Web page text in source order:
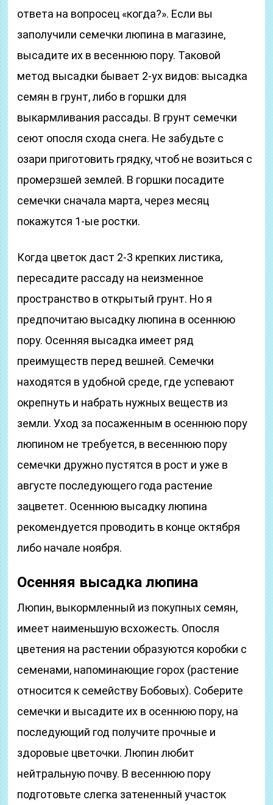
ответа на вопросец «когда?». Если вы
заполучили семечки люпина в магазине,
высадите их в весеннюю пору. Таковой
метод высадки бывает 2-ух видов: высадка
семян в грунт, либо в горшки для
выкармливания рассады. В грунт семечки
сеют опосля схода снега. Не забудьте с
озари приготовить грядку, чтоб не возиться с
промерзшей землей. В горшки посадите
семечки сначала марта, через месяц
покажутся 1-ые ростки.
Когда цветок даст 2-3 крепких листика,
пересадите рассаду на неизменное
пространство в открытый грунт. Но я
предпочитаю высадку люпина в осеннюю
пору. Осенняя высадка имеет ряд
преимуществ перед вешней. Семечки
находятся в удобной среде, где успевают
окрепнуть и набрать нужных веществ из
земли. Уход за посаженным в осеннюю пору
люпином не требуется, в весеннюю пору
семечки дружно пустятся в рост и уже в
августе последующего года растение
зацветет. Осеннюю высадку люпина
рекомендуется проводить в конце октября
либо начале ноября.
Осенняя высадка люпина
Люпин, выкормленный из покупных семян,
имеет наименьшую всхожесть. Опосля
цветения на растении образуются коробки с
семенами, напоминающие горох (растение
относится к семейству Бобовых). Соберите
семечки и высадите их в осеннюю пору, на
последующий год получите прочные и
здоровые цветочки. Люпин любит
нейтральную почву. В весеннюю пору
подготовьте слегка затененный участок